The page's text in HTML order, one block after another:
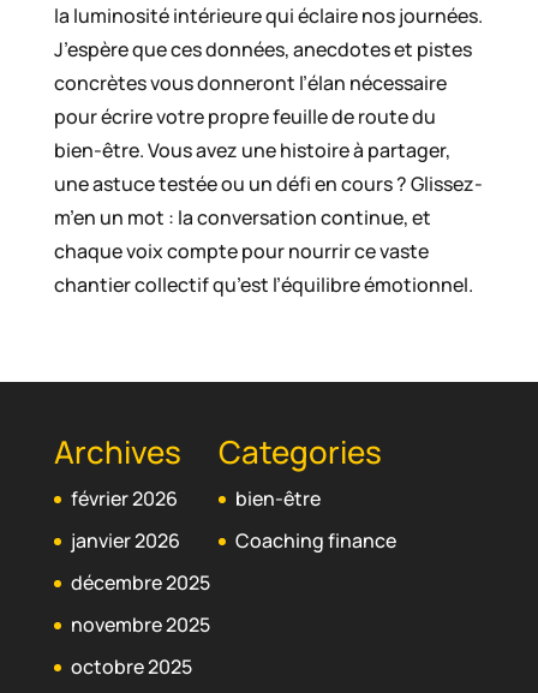
la luminosité intérieure qui éclaire nos journées.
J’espère que ces données, anecdotes et pistes
concrètes vous donneront l’élan nécessaire
pour écrire votre propre feuille de route du
bien-être. Vous avez une histoire à partager,
une astuce testée ou un défi en cours ? Glissez-
m’en un mot : la conversation continue, et
chaque voix compte pour nourrir ce vaste
chantier collectif qu’est l’équilibre émotionnel.
Archives
février 2026
janvier 2026
décembre 2025
novembre 2025
octobre 2025
Categories
bien-être
Coaching finance